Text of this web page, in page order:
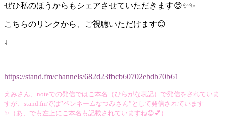
ぜひ私のほうからもシェアさせていただきます😊✨✨
こちらのリンクから、ご視聴いただけます😊
↓
https://stand.fm/channels/682d23fbcb60702ebdb70b61
えみさん、noteでの発信ではご本名（ひらがな表記）で発信をされていま
すが、stand.fmでは”ペンネームなつみさん”として発信されています
✨（あ、でも左上にご本名も記載されていますね😊💕）